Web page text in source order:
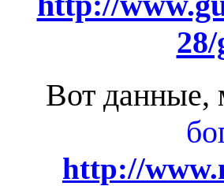
Вот
http://